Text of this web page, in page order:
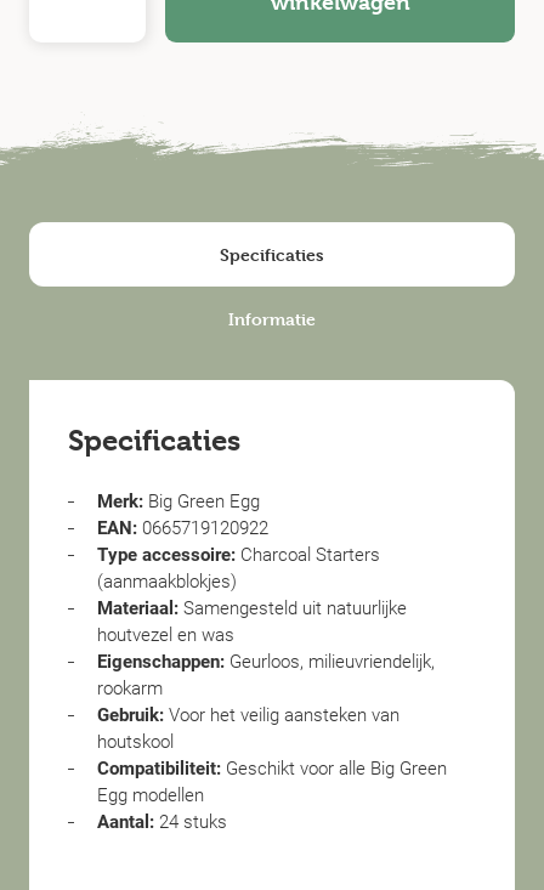
Specificaties
Informatie
Specificaties
Merk: Big Green Egg
EAN: 0665719120922
Type accessoire: Charcoal Starters
(aanmaakblokjes)
Materiaal: Samengesteld uit natuurlijke
houtvezel en was
Eigenschappen: Geurloos, milieuvriendelijk,
rookarm
Gebruik: Voor het veilig aansteken van
houtskool
Compatibiliteit: Geschikt voor alle Big Green
Egg modellen
Aantal: 24 stuks